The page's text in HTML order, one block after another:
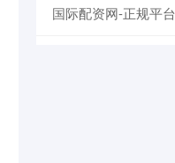
国际配资网-正规平